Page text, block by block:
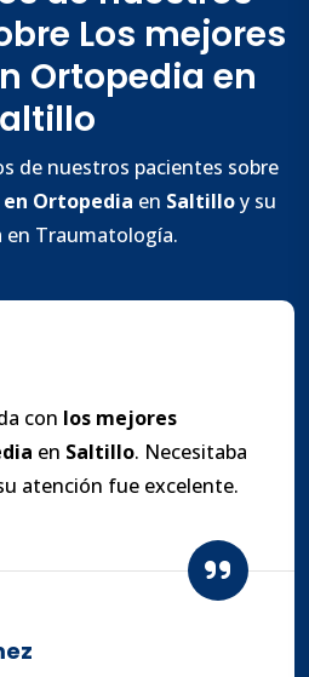
Los mejores
Ortopedia en
de nuestros pacientes sobre
Ortopedia en Saltilloy su
en Traumatología.
con los mejores
en Saltillo. Necesitaba
atención fue excelente.